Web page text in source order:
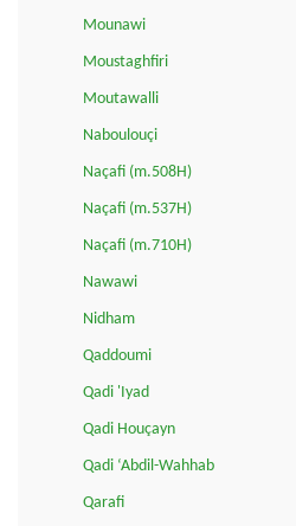
Mounawi
Moustaghfiri
Moutawalli
Naboulouçi
Naçafi (m.508H)
Naçafi (m.537H)
Naçafi (m.710H)
Nawawi
Nidham
Qaddoumi
Qadi 'Iyad
Qadi Houçayn
Qadi ‘Abdil-Wahhab
Qarafi